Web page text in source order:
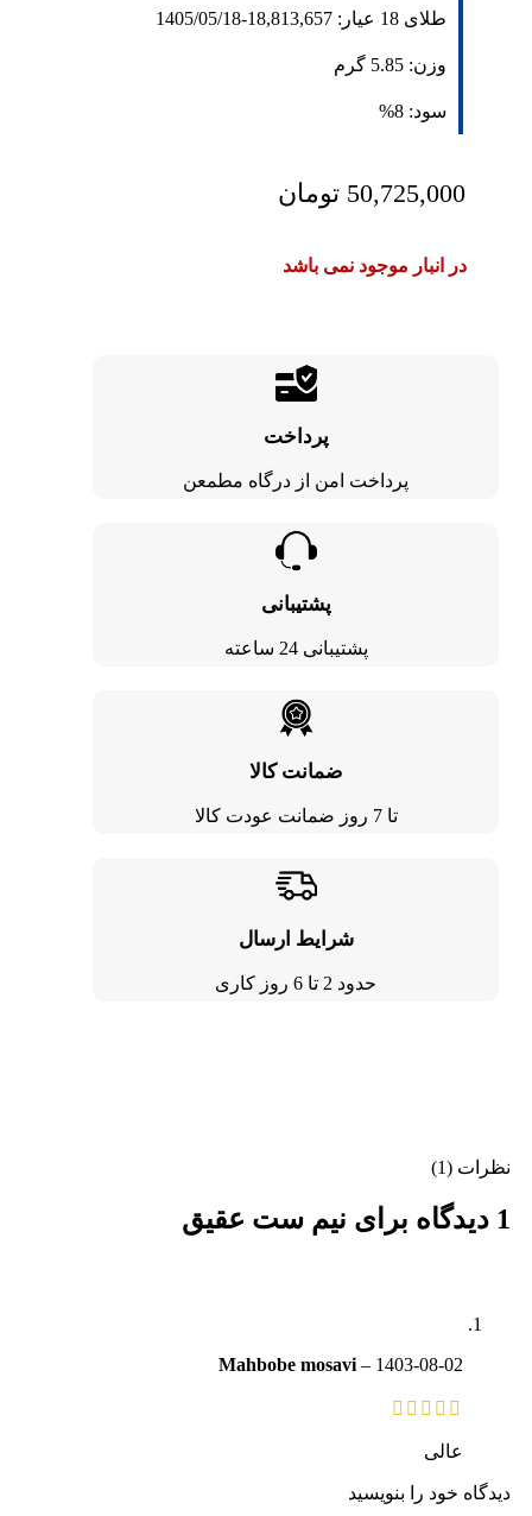
طلای 18 عیار: 18,813,657
-
1405/05/18
وزن: 5.85 گرم
سود: 8%
50,725,000 تومان
در انبار موجود نمی باشد
پرداخت
پرداخت امن از درگاه مطمعن
پشتیبانی
پشتیبانی 24 ساعته
ضمانت کالا
تا 7 روز ضمانت عودت کالا
شرایط ارسال
حدود 2 تا 6 روز کاری
نظرات (1)
1 دیدگاه برای نیم ست عقیق
Mahbobe mosavi – 1403-08-02
عالی
دیدگاه خود را بنویسید